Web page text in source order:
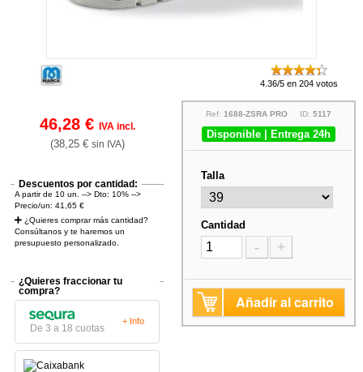
4.36/5 en 204 votos
46,28 € IVA incl.
(38,25 € sin IVA)
Descuentos por cantidad:
A partir de 10 un. --> Dto: 10% -->
Precio/un: 41,65 €
¿Quieres comprar más cantidad?
Consúltanos y te haremos un
presupuesto personalizado.
¿Quieres fraccionar tu
compra?
De 3 a 18 cuotas
+ Info
Ref: 1688-ZSRA PROID: 5117
Disponible | Entrega 24h
Talla
Cantidad
- +
Añadir al carrito